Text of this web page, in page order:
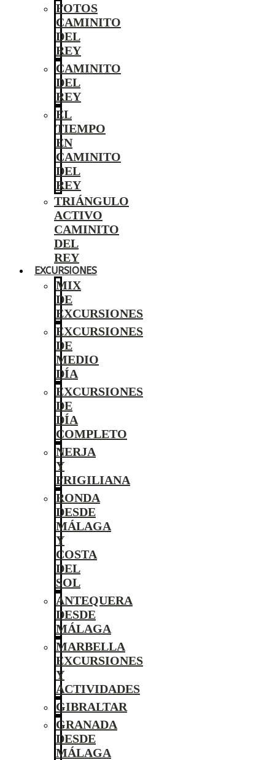
FOTOS
CAMINITO
DEL
REY
CAMINITO
DEL
REY
EL
TIEMPO
EN
CAMINITO
DEL
REY
TRIÁNGULO
ACTIVO
CAMINITO
DEL
REY
EXCURSIONES
MIX
DE
EXCURSIONES
EXCURSIONES
DE
MEDIO
DÍA
EXCURSIONES
DE
DÍA
COMPLETO
NERJA
Y
FRIGILIANA
RONDA
DESDE
MÁLAGA
Y
COSTA
DEL
SOL
ANTEQUERA
DESDE
MÁLAGA
MARBELLA
EXCURSIONES
Y
ACTIVIDADES
GIBRALTAR
GRANADA
DESDE
MÁLAGA